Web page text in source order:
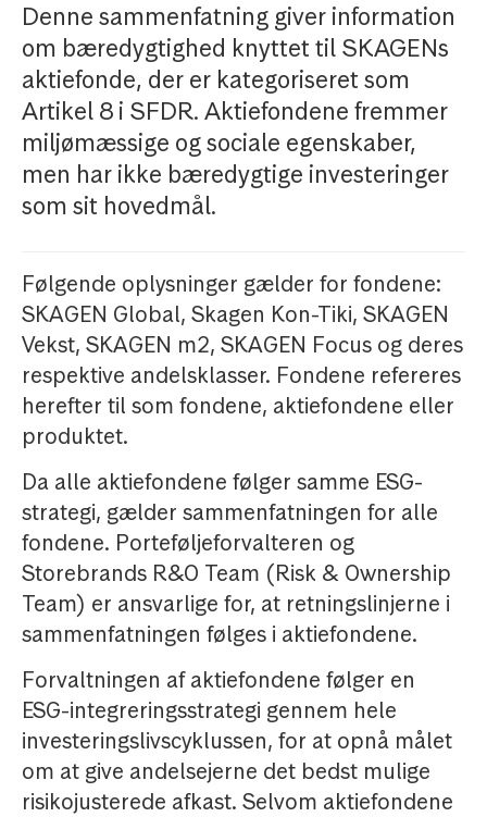
Denne sammenfatning giver information
om bæredygtighed knyttet til SKAGENs
aktiefonde, der er kategoriseret som
Artikel 8 i SFDR. Aktiefondene fremmer
miljømæssige og sociale egenskaber,
men har ikke bæredygtige investeringer
som sit hovedmål.
Følgende oplysninger gælder for fondene:
SKAGEN Global, Skagen Kon-Tiki, SKAGEN
Vekst, SKAGEN m2, SKAGEN Focus og deres
respektive andelsklasser. Fondene refereres
herefter til som fondene, aktiefondene eller
produktet.
Da alle aktiefondene følger samme ESG-
strategi, gælder sammenfatningen for alle
fondene. Porteføljeforvalteren og
Storebrands R&O Team (Risk & Ownership
Team) er ansvarlige for, at retningslinjerne i
sammenfatningen følges i aktiefondene.
Forvaltningen af aktiefondene følger en
ESG-integreringsstrategi gennem hele
investeringslivscyklussen, for at opnå målet
om at give andelsejerne det bedst mulige
risikojusterede afkast. Selvom aktiefondene